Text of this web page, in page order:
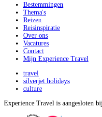
Bestemmingen
Thema's
Reizen
Reisinspiratie
Over ons
Vacatures
Contact
Mijn Experience Travel
travel
silverjet holidays
culture
Experience Travel is aangesloten